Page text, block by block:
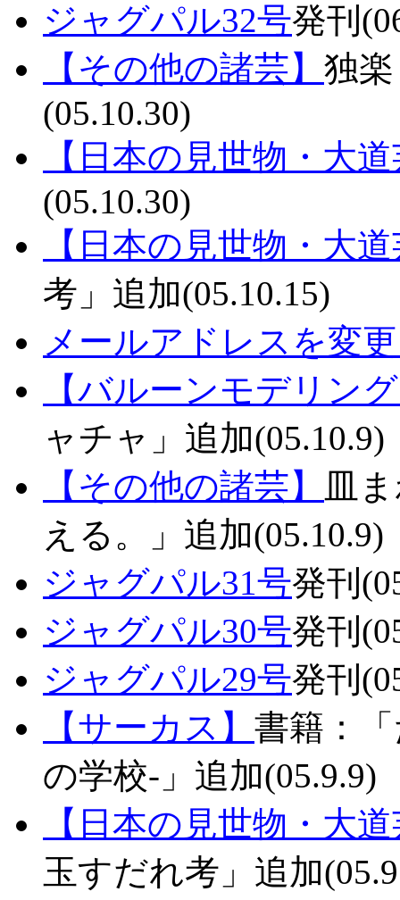
ジャグパル32号発刊
【その他の諸芸】 独
(05.10.30)
【日本の見世物・大
(05.10.30)
【日本の見世物・大
考」追加(05.10.15)
メールアドレスを変
【バルーンモデリン
ャチャ」追加(05.10.9)
【その他の諸芸】
皿
える。」追加(05.10.9)
ジャグパル31号発刊
ジャグパル30号発刊
ジャグパル29号発刊
【サーカス】 書籍：
の学校-」追加(05.9.9)
【日本の見世物・大
玉すだれ考」追加